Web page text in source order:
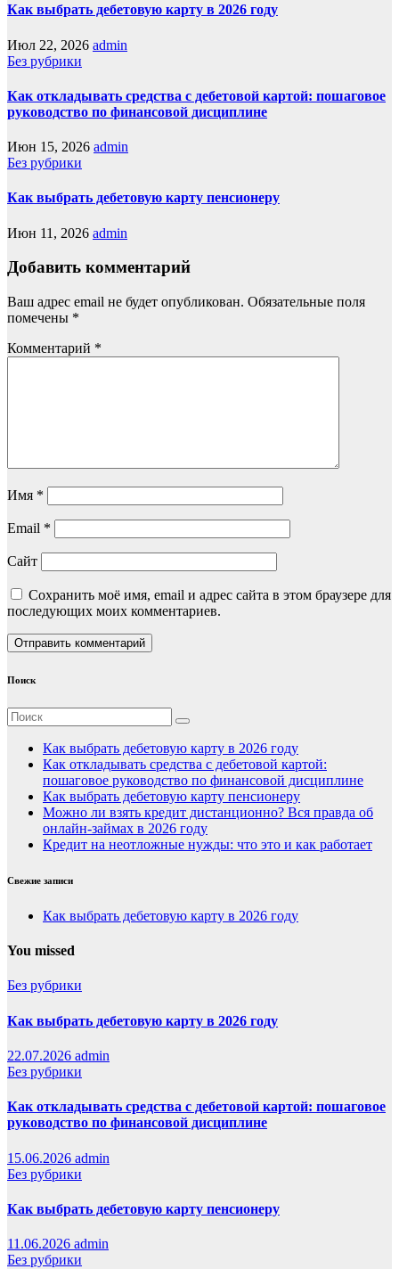
Как выбрать дебетовую карту в 2026 году
Июл 22, 2026 admin
Без рубрики
Как откладывать средства с дебетовой картой: пошаговое
руководство по финансовой дисциплине
Июн 15, 2026 admin
Без рубрики
Как выбрать дебетовую карту пенсионеру
Июн 11, 2026 admin
Добавить комментарий
Ваш адрес email не будет опубликован. Обязательные поля
помечены *
Комментарий *
Имя *
Email *
Сайт
Сохранить моё имя, email и адрес сайта в этом браузере для
последующих моих комментариев.
Поиск
Как выбрать дебетовую карту в 2026 году
Как откладывать средства с дебетовой картой:
пошаговое руководство по финансовой дисциплине
Как выбрать дебетовую карту пенсионеру
Можно ли взять кредит дистанционно? Вся правда об
онлайн-займах в 2026 году
Кредит на неотложные нужды: что это и как работает
Свежие записи
Как выбрать дебетовую карту в 2026 году
You missed
Без рубрики
Как выбрать дебетовую карту в 2026 году
22.07.2026 admin
Без рубрики
Как откладывать средства с дебетовой картой: пошаговое
руководство по финансовой дисциплине
15.06.2026 admin
Без рубрики
Как выбрать дебетовую карту пенсионеру
11.06.2026 admin
Без рубрики